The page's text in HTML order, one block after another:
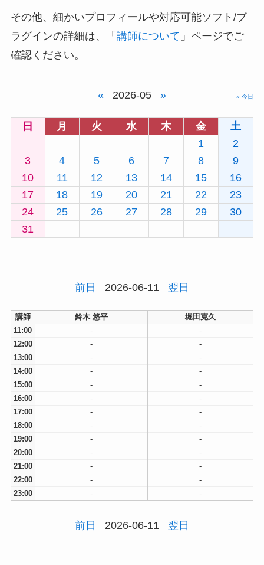
その他、細かいプロフィールや対応可能ソフト/プ
ラグインの詳細は、「 講師について 」ページでご
確認ください。
« 2026-05 » » 今日
日 月 火 水 木 金
土
1
2
3
4 5 6 7 8
9
10
11 12 13 14 15
16
17
18 19 20 21 22
23
24
25 26 27 28 29
30
31
前日 2026-06-11 翌日
講師 鈴木 悠平
堀田克久
11:00
-
-
12:00
-
-
13:00
-
-
14:00
-
-
15:00
-
-
16:00
-
-
17:00
-
-
18:00
-
-
19:00
-
-
20:00
-
-
21:00
-
-
22:00
-
-
23:00
- -
前日 2026-06-11 翌日